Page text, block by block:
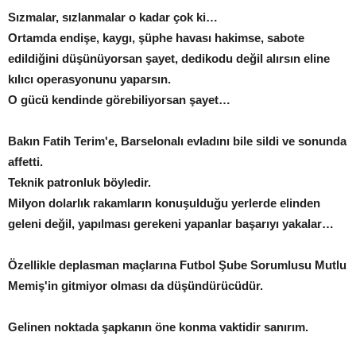
Sızmalar, sızlanmalar o kadar çok ki…
Ortamda endişe, kaygı, şüphe havası hakimse, sabote
edildiğini düşünüyorsan şayet, dedikodu değil alırsın eline
kılıcı operasyonunu yaparsın.
O gücü kendinde görebiliyorsan şayet…
Bakın Fatih Terim'e, Barselonalı evladını bile sildi ve sonunda
affetti.
Teknik patronluk böyledir.
Milyon dolarlık rakamların konuşulduğu yerlerde elinden
geleni değil, yapılması gerekeni yapanlar başarıyı yakalar…
Özellikle deplasman maçlarına Futbol Şube Sorumlusu Mutlu
Memiş'in gitmiyor olması da düşündürücüdür.
Gelinen noktada şapkanın öne konma vaktidir sanırım.